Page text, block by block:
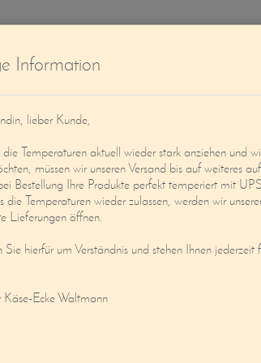
Service
Information
lieber Kunde,
Temperaturen aktuell wieder stark anziehen und
müssen wir unseren Versand bis auf weiteres
Bestellung Ihre Produkte perfekt temperiert mit
die Temperaturen wieder zulassen, werden wir
Lieferungen öffnen.
hierfür um Verständnis und stehen Ihnen jederzeit
Käse-Ecke Waltmann
PETIT ARRIOU »